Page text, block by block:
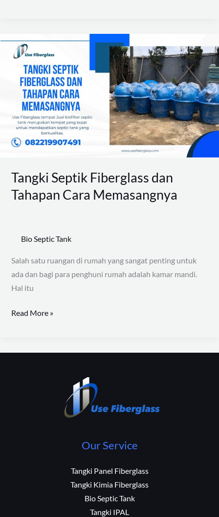
Tangki Septik Fiberglass dan
Tahapan Cara Memasangnya
Bio Septic Tank
Salah satu ruangan di rumah yang sangat penting untuk
ada dan bagi para penghuni rumah adalah kamar mandi.
Hal itu
Tangki
Septik
Fiberglass
dan
Tahapan
Cara
Memasangnya
Read More »
Our Service
Tangki Panel Fiberglass
Tangki Kimia Fiberglass
Bio Septic Tank
Tangki IPAL